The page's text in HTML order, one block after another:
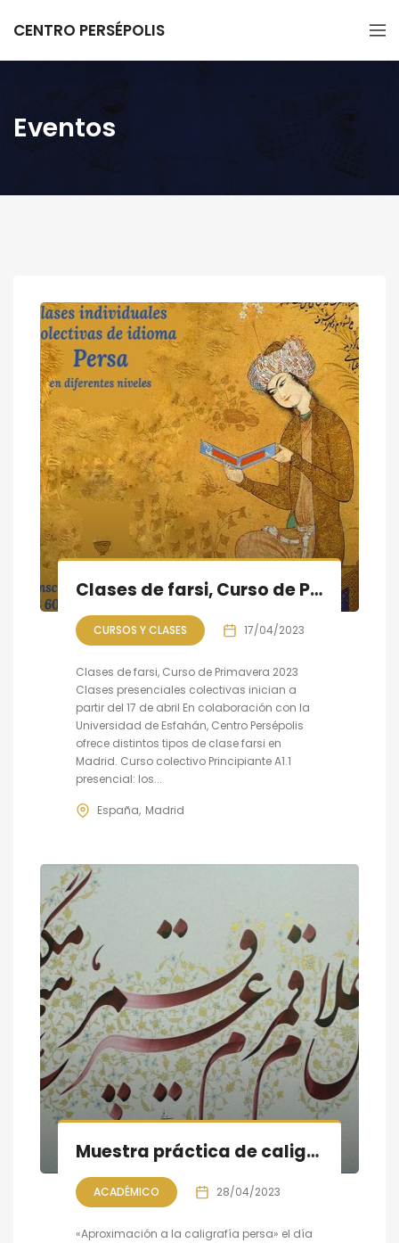
CENTRO PERSÉPOLIS
Eventos
Clases de farsi, Curso de Primavera 2023 empieza a partir del 17 de abril
CURSOS Y CLASES 17/04/2023
Clases de farsi, Curso de Primavera 2023
Clases presenciales colectivas inician a
partir del 17 de abril En colaboración con la
Universidad de Esfahán, Centro Persépolis
ofrece distintos tipos de clase farsi en
Madrid. Curso colectivo Principiante A1.1
presencial: los...
España Madrid
Muestra práctica de caligrafía persa
ACADÉMICO 28/04/2023
«Aproximación a la caligrafía persa» el día